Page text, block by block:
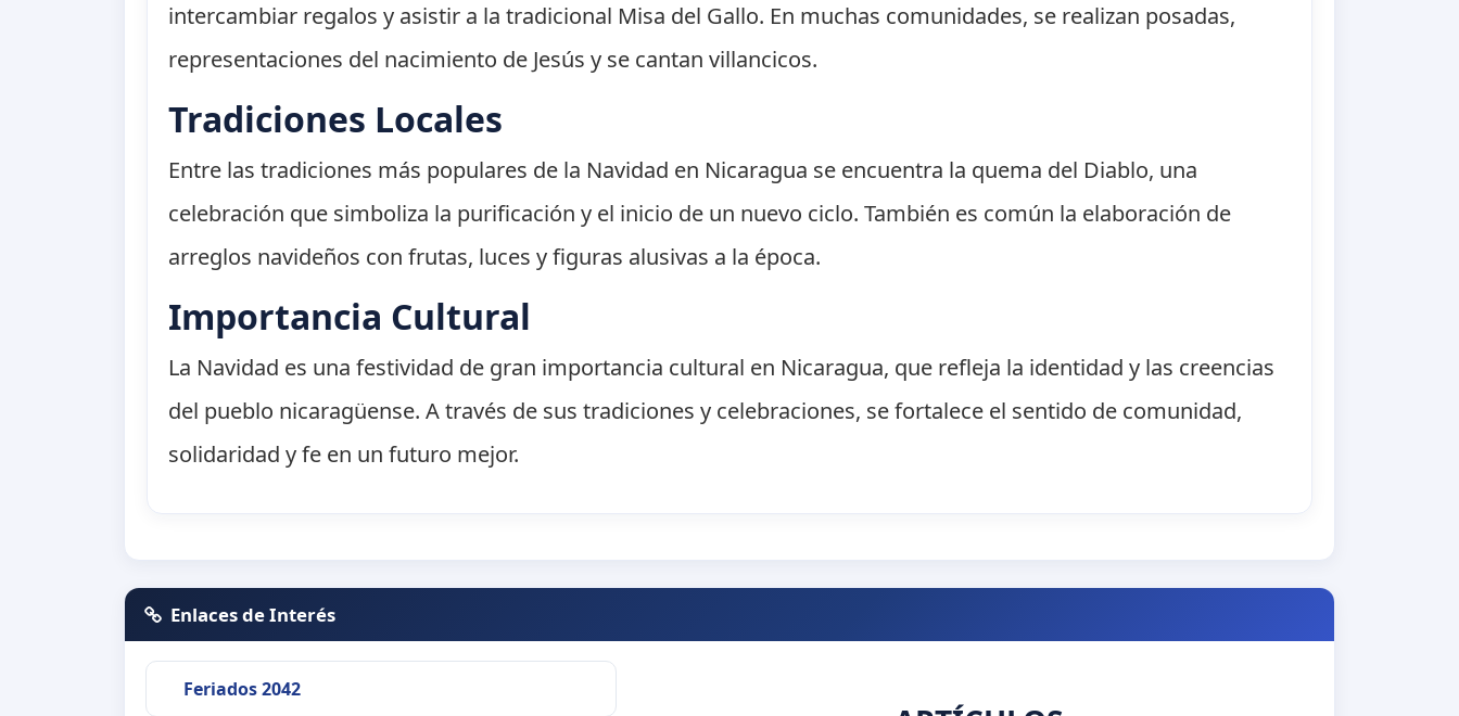
intercambiar regalos y asistir a la tradicional Misa del Gallo. En muchas comunidades, se realizan posadas,
representaciones del nacimiento de Jesús y se cantan villancicos.
Tradiciones Locales
Entre las tradiciones más populares de la Navidad en Nicaragua se encuentra la quema del Diablo, una
celebración que simboliza la purificación y el inicio de un nuevo ciclo. También es común la elaboración de
arreglos navideños con frutas, luces y figuras alusivas a la época.
Importancia Cultural
La Navidad es una festividad de gran importancia cultural en Nicaragua, que refleja la identidad y las creencias
del pueblo nicaragüense. A través de sus tradiciones y celebraciones, se fortalece el sentido de comunidad,
solidaridad y fe en un futuro mejor.
Enlaces de Interés
Feriados 2042